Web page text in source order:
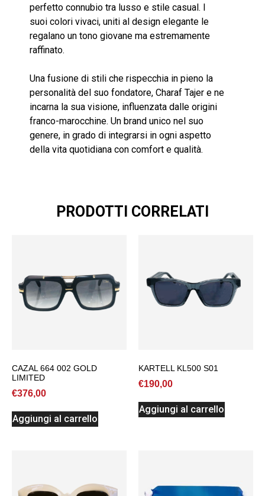
perfetto connubio tra lusso e stile casual. I
suoi colori vivaci, uniti al design elegante le
regalano un tono giovane ma estremamente
raffinato.
Una fusione di stili che rispecchia in pieno la
personalità del suo fondatore, Charaf Tajer e ne
incarna la sua visione, influenzata dalle origini
franco-marocchine. Un brand unico nel suo
genere, in grado di integrarsi in ogni aspetto
della vita quotidiana con comfort e qualità.
PRODOTTI CORRELATI
CAZAL 664 002 GOLD
LIMITED
€376,00
Aggiungi al carrello
KARTELL KL500 S01
€190,00
Aggiungi al carrello